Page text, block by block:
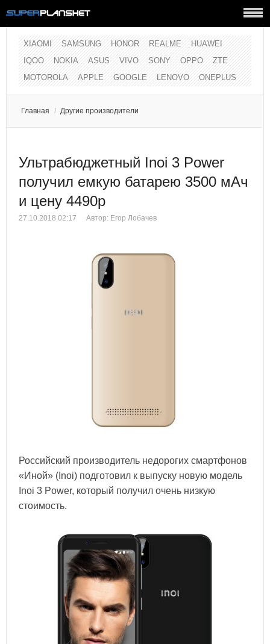
XIAOMI SAMSUNG HONOR REALME
HUAWEI
IQOO
NOKIA ASUS VIVO SONY OPPO
ZTE
MOTOROLA
APPLE GOOGLE LENOVO ONEPLUS
Главная / Другие производители
Ультрабюджетный Inoi 3 Power
получил емкую батарею 3500 мАч
и цену 4490р
27.10.2018 02:17 Автор: Егор Лобачев
Российский производитель недорогих смартфонов
«Иной» (Inoi) подготовил к выпуску новую модель
Inoi 3 Power, который получил очень низкую
стоимость.